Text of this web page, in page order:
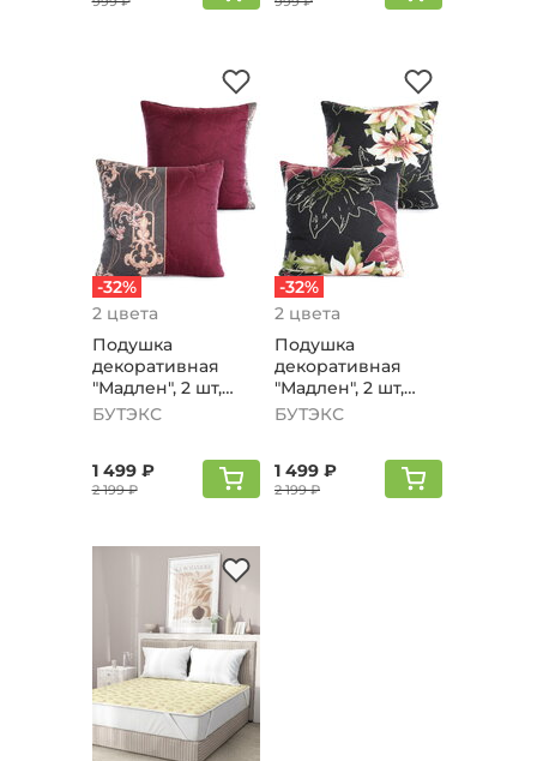
-32%
2 цвета
Подушка
декоративная
"Мадлен", 2 шт,
бордовый 2 шт
БУТЭКС
1 499 ₽
2 199 ₽
-32%
2 цвета
Подушка
декоративная
"Мадлен", 2 шт,
черный 2 шт
БУТЭКС
1 499 ₽
2 199 ₽